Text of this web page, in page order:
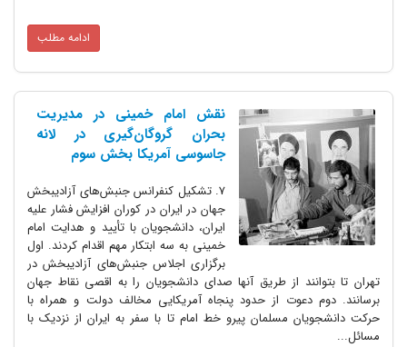
ادامه مطلب
نقش امام خمینی در مدیریت
بحران گروگان‌گیری در لانه
جاسوسی آمریکا بخش سوم
7. تشکیل کنفرانس جنبش‌های آزادیبخش
جهان در ایران در کوران افزایش فشار علیه
ایران، دانشجویان با تأیید و هدایت امام
خمینی به سه ابتکار مهم اقدام کردند. اول
برگزاری اجلاس جنبش‌های آزادیبخش در
تهران تا بتوانند از طریق آنها صدای دانشجویان را به اقصی نقاط جهان
برسانند. دوم دعوت از حدود پنجاه آمریکایی مخالف دولت و همراه با
حرکت دانشجویان مسلمان پیرو خط امام تا با سفر به ایران از نزدیک با
مسائل...